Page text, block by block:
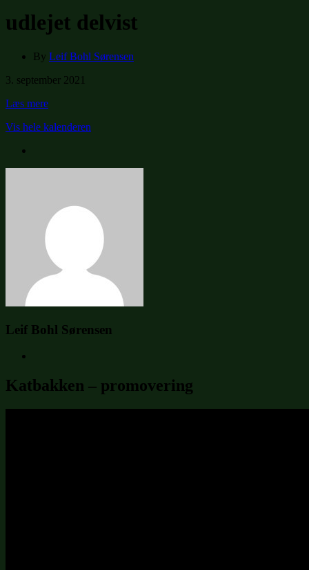
udlejet delvist
By Leif Bohl Sørensen
udlejet
3. september 2021
Læs mere
Vis hele kalenderen
Leif Bohl Sørensen
Katbakken – promovering